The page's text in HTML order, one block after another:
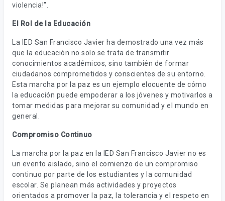
violencia!".
El Rol de la Educación
La IED San Francisco Javier ha demostrado una vez más
que la educación no solo se trata de transmitir
conocimientos académicos, sino también de formar
ciudadanos comprometidos y conscientes de su entorno.
Esta marcha por la paz es un ejemplo elocuente de cómo
la educación puede empoderar a los jóvenes y motivarlos a
tomar medidas para mejorar su comunidad y el mundo en
general.
Compromiso Continuo
La marcha por la paz en la IED San Francisco Javier no es
un evento aislado, sino el comienzo de un compromiso
continuo por parte de los estudiantes y la comunidad
escolar. Se planean más actividades y proyectos
orientados a promover la paz, la tolerancia y el respeto en